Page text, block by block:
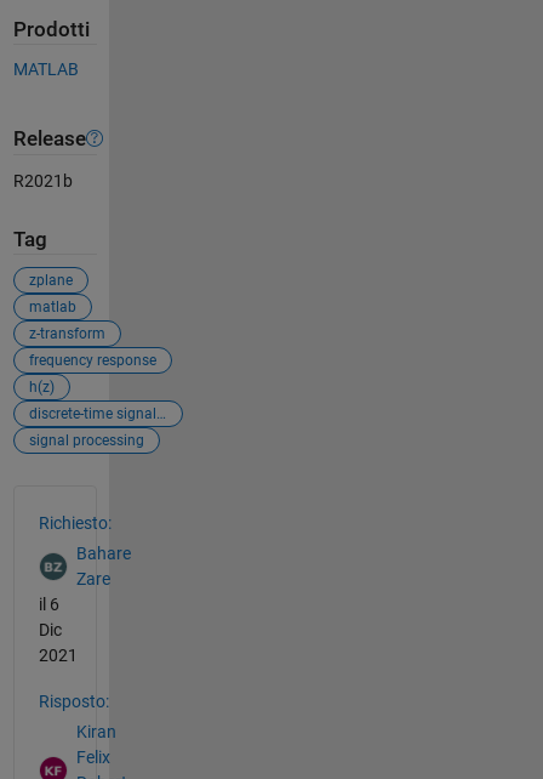
Prodotti
MATLAB
Release
R2021b
Tag
zplane
matlab
z-transform
frequency response
h(z)
discrete-time signal processing
signal processing
Richiesto:
Bahare
Zare
il 6
Dic
2021
Risposto:
Kiran
Felix